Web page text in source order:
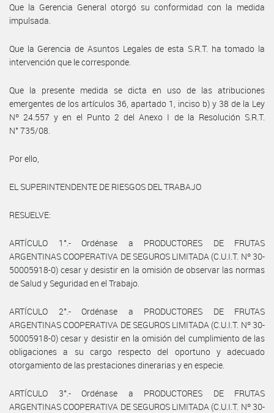
Que la Gerencia General otorgó su conformidad con la medida
impulsada.
Que la Gerencia de Asuntos Legales de esta S.R.T. ha tomado la
intervención que le corresponde.
Que la presente medida se dicta en uso de las atribuciones
emergentes de los artículos 36, apartado 1, inciso b) y 38 de la Ley
Nº 24.557 y en el Punto 2 del Anexo I de la Resolución S.R.T.
N° 735/08.
Por ello,
EL SUPERINTENDENTE DE RIESGOS DEL TRABAJO
RESUELVE:
ARTÍCULO 1°.- Ordénase a PRODUCTORES DE FRUTAS
ARGENTINAS COOPERATIVA DE SEGUROS LIMITADA (C.U.I.T. Nº 30-
50005918-0) cesar y desistir en la omisión de observar las normas
de Salud y Seguridad en el Trabajo.
ARTÍCULO 2°.- Ordénase a PRODUCTORES DE FRUTAS
ARGENTINAS COOPERATIVA DE SEGUROS LIMITADA (C.U.I.T. Nº 30-
50005918-0) cesar y desistir en la omisión del cumplimiento de las
obligaciones a su cargo respecto del oportuno y adecuado
otorgamiento de las prestaciones dinerarias y en especie.
ARTÍCULO 3°.- Ordénase a PRODUCTORES DE FRUTAS
ARGENTINAS COOPERATIVA DE SEGUROS LIMITADA (C.U.I.T. Nº 30-